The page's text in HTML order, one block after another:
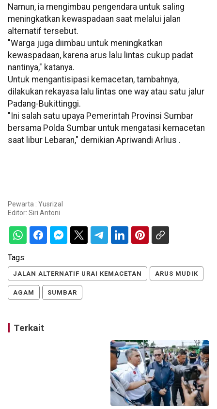
Namun, ia mengimbau pengendara untuk saling
meningkatkan kewaspadaan saat melalui jalan
alternatif tersebut.
"Warga juga diimbau untuk meningkatkan
kewaspadaan, karena arus lalu lintas cukup padat
nantinya," katanya.
Untuk mengantisipasi kemacetan, tambahnya,
dilakukan rekayasa lalu lintas one way atau satu jalur
Padang-Bukittinggi.
"Ini salah satu upaya Pemerintah Provinsi Sumbar
bersama Polda Sumbar untuk mengatasi kemacetan
saat libur Lebaran," demikian Apriwandi Arlius .
Pewarta : Yusrizal
Editor: Siri Antoni
Tags:
JALAN ALTERNATIF URAI KEMACETAN ARUS MUDIK
AGAM SUMBAR
Terkait